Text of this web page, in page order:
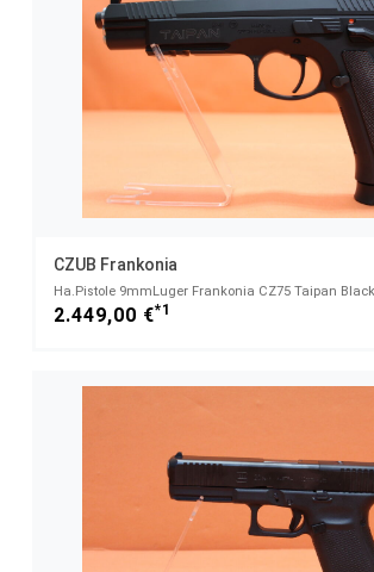
CZUB Frankonia
2.449,00 €*1